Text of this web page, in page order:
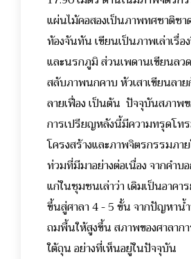
แผ่นไม้คอสองเป็นภาพทศชาติช
ท้องจันทัน เขียนเป็นภาพเล่าเรื่อ
และนรกภูมิ ส่วนเพดานเขียนลวด
สลับภาพนกคาบ หัวเสาเขียนลา
ลายเฟื่อง เป็นต้น ปัจจุบันสภาพข
การเปรียญหลังนี้มีความทรุดโท
โครงสร้างและภาพจิตรกรรมภ
ท่วมที่มีมาอย่างต่อเนื่อง จากคำบ
แก่ในชุมชนเล่าว่า เดิมเป็นอาค
ขึ้นสู่ศาลา 4 - 5 ขั้น จากปัญหาน้
ถมพื้นให้สูงขึ้น สภาพของศาลาก
ใต้ถุน อย่างที่เห็นอยู่ในปัจจุบัน